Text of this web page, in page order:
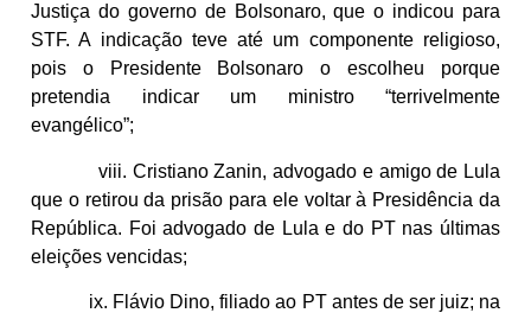
Justiça do governo de Bolsonaro, que o indicou para
STF. A indicação teve até um componente religioso,
pois o Presidente Bolsonaro o escolheu porque
pretendia indicar um ministro “terrivelmente
evangélico”;
viii. Cristiano Zanin, advogado e amigo de Lula
que o retirou da prisão para ele voltar à Presidência da
República. Foi advogado de Lula e do PT nas últimas
eleições vencidas;
ix. Flávio Dino, filiado ao PT antes de ser juiz; na